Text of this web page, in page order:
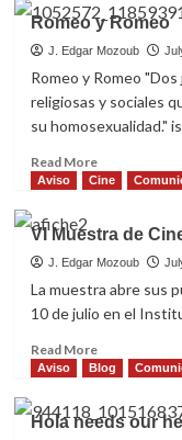
Los
invitamos
Romeo y Romeo
J. Edgar Mozoub
Romeo y Romeo
religiosas y sociales
su homosexualidad."
Read MoreRead
more
y
Romeo
Aviso Cine
VI Muestra de
J. Edgar Mozoub
La muestra abre sus
10 de julio en el
Read MoreRead
more
VI
Muestra
Aviso Blog
Hola needs our